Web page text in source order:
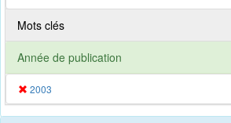
Mots clés
Année de publication
2003